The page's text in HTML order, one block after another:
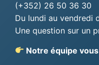
(+352) 26 50 36 30
Du lundi au vendredi
Une question sur un
Notre équipe